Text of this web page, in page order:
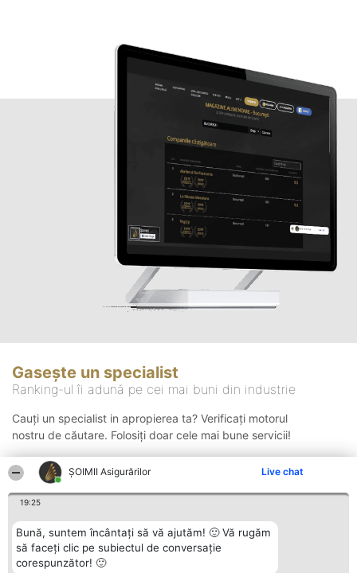
ȘOIMII Asigurărilor Live chat
19:25
Bună, suntem încântați să vă ajutăm! 🙂 Vă rugăm
să faceți clic pe subiectul de conversație
corespunzător! 🙂
Gasește un specialist
Ranking-ul îi adună pe cei mai buni din industrie
Cauți un specialist in apropierea ta? Verificați motorul
nostru de căutare. Folosiți doar cele mai bune servicii!